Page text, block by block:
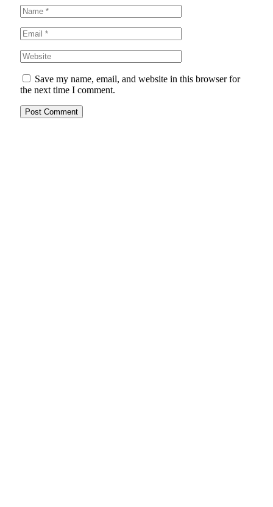
Save my name, email, and website in this browser for
the next time I comment.